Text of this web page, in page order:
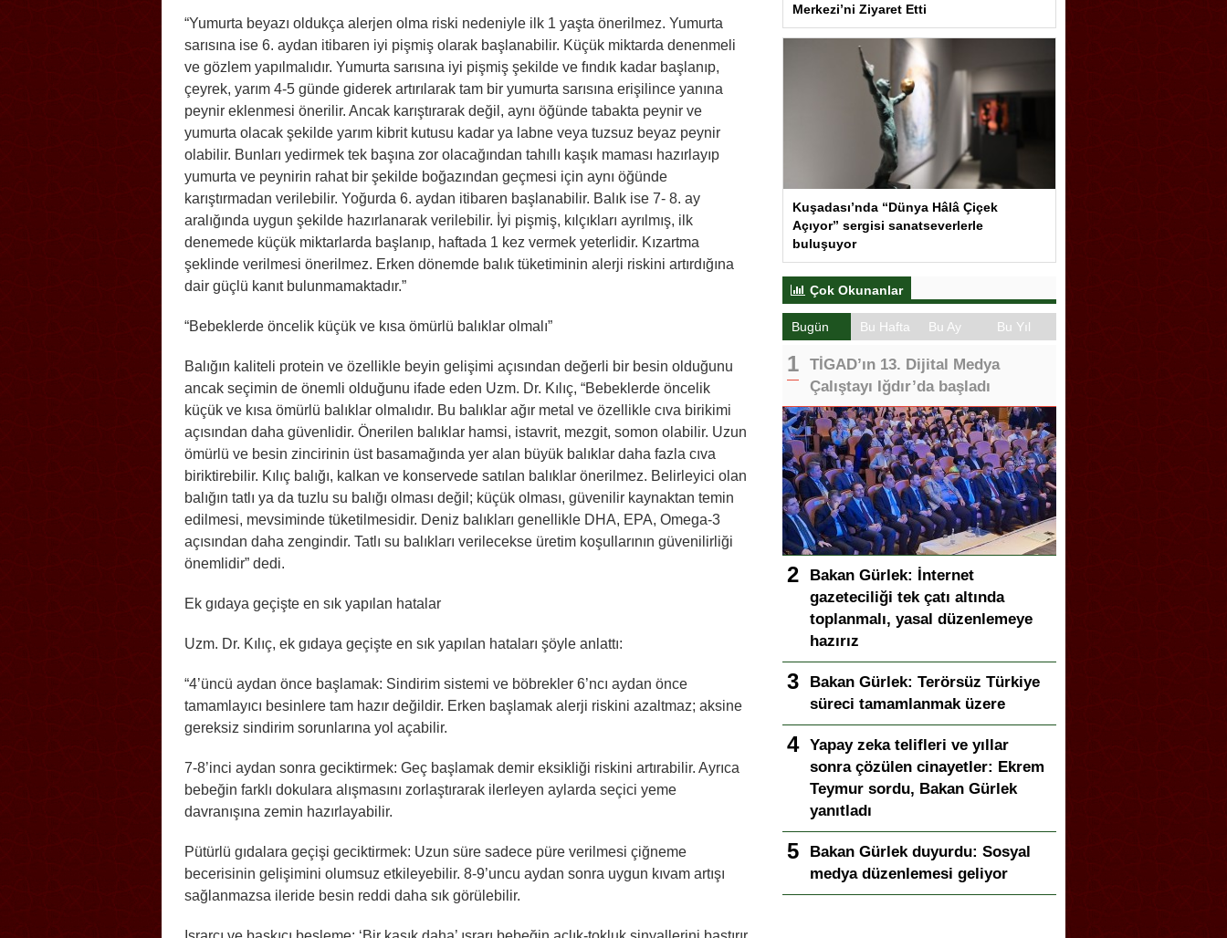
“Yumurta beyazı oldukça alerjen olma riski nedeniyle ilk 1 yaşta önerilmez. Yumurta
sarısına ise 6. aydan itibaren iyi pişmiş olarak başlanabilir. Küçük miktarda denenmeli
ve gözlem yapılmalıdır. Yumurta sarısına iyi pişmiş şekilde ve fındık kadar başlanıp,
çeyrek, yarım 4-5 günde giderek artırılarak tam bir yumurta sarısına erişilince yanına
peynir eklenmesi önerilir. Ancak karıştırarak değil, aynı öğünde tabakta peynir ve
yumurta olacak şekilde yarım kibrit kutusu kadar ya labne veya tuzsuz beyaz peynir
olabilir. Bunları yedirmek tek başına zor olacağından tahıllı kaşık maması hazırlayıp
yumurta ve peynirin rahat bir şekilde boğazından geçmesi için aynı öğünde
karıştırmadan verilebilir. Yoğurda 6. aydan itibaren başlanabilir. Balık ise 7- 8. ay
aralığında uygun şekilde hazırlanarak verilebilir. İyi pişmiş, kılçıkları ayrılmış, ilk
denemede küçük miktarlarda başlanıp, haftada 1 kez vermek yeterlidir. Kızartma
şeklinde verilmesi önerilmez. Erken dönemde balık tüketiminin alerji riskini artırdığına
dair güçlü kanıt bulunmamaktadır.”
“Bebeklerde öncelik küçük ve kısa ömürlü balıklar olmalı”
Balığın kaliteli protein ve özellikle beyin gelişimi açısından değerli bir besin olduğunu
ancak seçimin de önemli olduğunu ifade eden Uzm. Dr. Kılıç, “Bebeklerde öncelik
küçük ve kısa ömürlü balıklar olmalıdır. Bu balıklar ağır metal ve özellikle cıva birikimi
açısından daha güvenlidir. Önerilen balıklar hamsi, istavrit, mezgit, somon olabilir. Uzun
ömürlü ve besin zincirinin üst basamağında yer alan büyük balıklar daha fazla cıva
biriktirebilir. Kılıç balığı, kalkan ve konservede satılan balıklar önerilmez. Belirleyici olan
balığın tatlı ya da tuzlu su balığı olması değil; küçük olması, güvenilir kaynaktan temin
edilmesi, mevsiminde tüketilmesidir. Deniz balıkları genellikle DHA, EPA, Omega-3
açısından daha zengindir. Tatlı su balıkları verilecekse üretim koşullarının güvenilirliği
önemlidir” dedi.
Ek gıdaya geçişte en sık yapılan hatalar
Uzm. Dr. Kılıç, ek gıdaya geçişte en sık yapılan hataları şöyle anlattı:
“4’üncü aydan önce başlamak: Sindirim sistemi ve böbrekler 6’ncı aydan önce
tamamlayıcı besinlere tam hazır değildir. Erken başlamak alerji riskini azaltmaz; aksine
gereksiz sindirim sorunlarına yol açabilir.
7-8’inci aydan sonra geciktirmek: Geç başlamak demir eksikliği riskini artırabilir. Ayrıca
bebeğin farklı dokulara alışmasını zorlaştırarak ilerleyen aylarda seçici yeme
davranışına zemin hazırlayabilir.
Pütürlü gıdalara geçişi geciktirmek: Uzun süre sadece püre verilmesi çiğneme
becerisinin gelişimini olumsuz etkileyebilir. 8-9’uncu aydan sonra uygun kıvam artışı
sağlanmazsa ileride besin reddi daha sık görülebilir.
Merkezi’ni Ziyaret Etti
Kuşadası’nda “Dünya Hâlâ Çiçek
Açıyor” sergisi sanatseverlerle
buluşuyor
Çok Okunanlar
Bugün Bu Hafta Bu Ay Bu Yıl
TİGAD’ın 13. Dijital Medya
Çalıştayı Iğdır’da başladı
Bakan Gürlek: İnternet
gazeteciliği tek çatı altında
toplanmalı, yasal düzenlemeye
hazırız
Bakan Gürlek: Terörsüz Türkiye
süreci tamamlanmak üzere
Yapay zeka telifleri ve yıllar
sonra çözülen cinayetler: Ekrem
Teymur sordu, Bakan Gürlek
yanıtladı
Bakan Gürlek duyurdu: Sosyal
medya düzenlemesi geliyor